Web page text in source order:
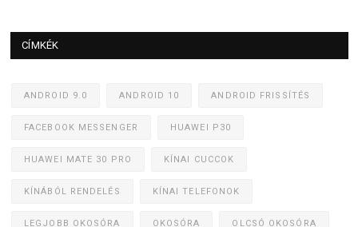
CÍMKÉK
ANDROID 9.0 ANDROID 10 ANDROID FRISSÍTÉS
FACEBOOK MESSENGER HUAWEI P30
HUAWEI MATE 30 PRO KÍNAI CUCCOK
KÍNÁBÓL RENDELÉS KÍNAI TELEFONOK
LEGJOBB OKOSÓRA OKOSÓRA OLCSÓ OKOSÓRA